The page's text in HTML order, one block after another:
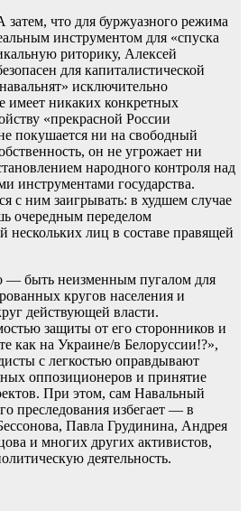
затем, что для буржуазного режима
инструментом для «спуска
риторику, Алексей
для капиталистической
исключительно
имеет никаких конкретных
«прекрасной России
покушается ни на свободный
он не угрожает ни
народного контроля над
инструментами государства.
с ним заигрывать: в худшем случае
очередным переделом
нескольких лиц в составе правящей
— быть неизменным пугалом для
кругов населения и
действующей власти.
защиты от его сторонников и
как на Украине/в Белоруссии!?»,
с легкостью оправдывают
оппозиционеров и принятие
При этом, сам Навальный
преследования избегает — в
Павла Грудинина, Андрея
и многих других активистов,
деятельность.